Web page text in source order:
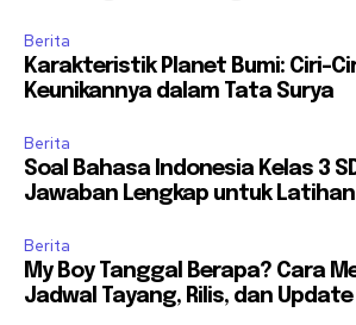
Berita
Karakteristik Planet Bumi: Ciri-
Keunikannya dalam Tata Surya
Berita
Soal Bahasa Indonesia Kelas 3
Jawaban Lengkap untuk
Berita
My Boy Tanggal Berapa? Cara
Jadwal Tayang, Rilis, dan